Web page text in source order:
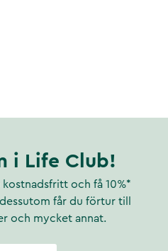
i Life Club!
och få 10%*
får du förtur till
och mycket annat.